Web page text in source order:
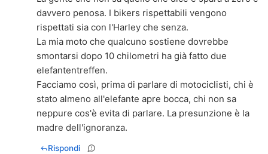
davvero penosa. I bikers rispettabili vengono
rispettati sia con l'Harley che senza.
La mia moto che qualcuno sostiene dovrebbe
smontarsi dopo 10 chilometri ha già fatto due
elefantentreffen.
Facciamo così, prima di parlare di motociclisti, chi è
stato almeno all'elefante apre bocca, chi non sa
neppure cos'è evita di parlare. La presunzione è la
madre dell'ignoranza.
Rispondi